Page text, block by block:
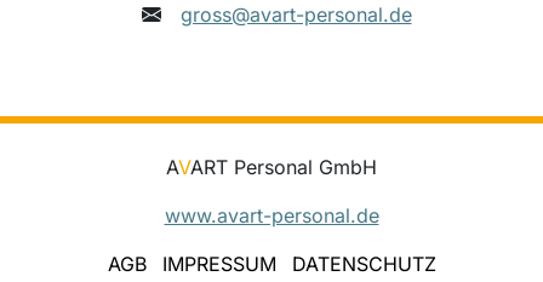
gross@avart-personal.de
AVART Personal GmbH
www.avart-personal.de
AGB
IMPRESSUM DATENSCHUTZ